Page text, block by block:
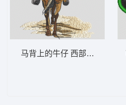
马背上的牛仔 西部牛仔 骑马